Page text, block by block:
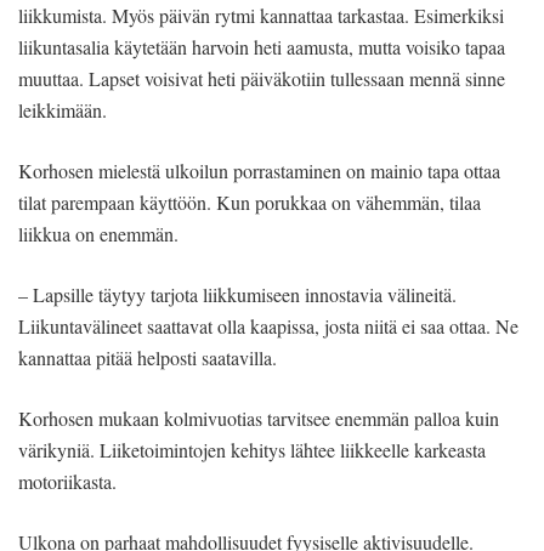
liikkumista. Myös päivän rytmi kannattaa tarkastaa. Esimerkiksi
liikuntasalia käytetään harvoin heti aamusta, mutta voisiko tapaa
muuttaa. Lapset voisivat heti päiväkotiin tullessaan mennä sinne
leikkimään.
Korhosen mielestä ulkoilun porrastaminen on mainio tapa ottaa
tilat parempaan käyttöön. Kun porukkaa on vähemmän, tilaa
liikkua on enemmän.
– Lapsille täytyy tarjota liikkumiseen innostavia välineitä.
Liikuntavälineet saattavat olla kaapissa, josta niitä ei saa ottaa. Ne
kannattaa pitää helposti saatavilla.
Korhosen mukaan kolmivuotias tarvitsee enemmän palloa kuin
värikyniä. Liiketoimintojen kehitys lähtee liikkeelle karkeasta
motoriikasta.
Ulkona on parhaat mahdollisuudet fyysiselle aktivisuudelle.